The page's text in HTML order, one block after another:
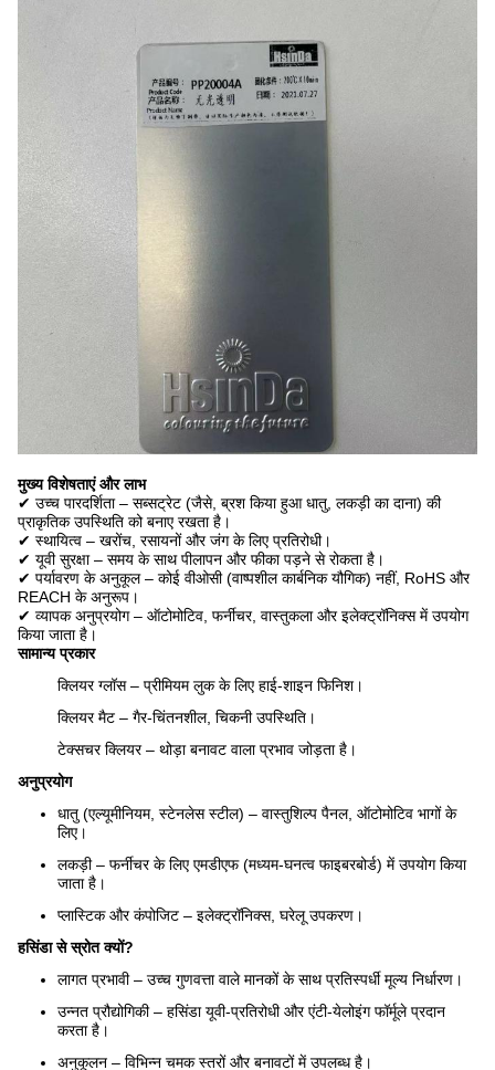
मुख्य विशेषताएं और लाभ
✔ उच्च पारदर्शिता – सब्सट्रेट (जैसे, ब्रश किया हुआ धातु, लकड़ी का दाना) की
प्राकृतिक उपस्थिति को बनाए रखता है।
✔ स्थायित्व – खरोंच, रसायनों और जंग के लिए प्रतिरोधी।
✔ यूवी सुरक्षा – समय के साथ पीलापन और फीका पड़ने से रोकता है।
✔ पर्यावरण के अनुकूल – कोई वीओसी (वाष्पशील कार्बनिक यौगिक) नहीं, RoHS और
REACH के अनुरूप।
✔ व्यापक अनुप्रयोग – ऑटोमोटिव, फर्नीचर, वास्तुकला और इलेक्ट्रॉनिक्स में उपयोग
किया जाता है।
सामान्य प्रकार
क्लियर ग्लॉस – प्रीमियम लुक के लिए हाई-शाइन फिनिश।
क्लियर मैट – गैर-चिंतनशील, चिकनी उपस्थिति।
टेक्सचर क्लियर – थोड़ा बनावट वाला प्रभाव जोड़ता है।
अनुप्रयोग
धातु (एल्यूमीनियम, स्टेनलेस स्टील) – वास्तुशिल्प पैनल, ऑटोमोटिव भागों के
लिए।
लकड़ी – फर्नीचर के लिए एमडीएफ (मध्यम-घनत्व फाइबरबोर्ड) में उपयोग किया
जाता है।
प्लास्टिक और कंपोजिट – इलेक्ट्रॉनिक्स, घरेलू उपकरण।
हसिंडा से स्रोत क्यों?
लागत प्रभावी – उच्च गुणवत्ता वाले मानकों के साथ प्रतिस्पर्धी मूल्य निर्धारण।
उन्नत प्रौद्योगिकी – हसिंडा यूवी-प्रतिरोधी और एंटी-येलोइंग फॉर्मूले प्रदान
करता है।
अनुकूलन – विभिन्न चमक स्तरों और बनावटों में उपलब्ध है।